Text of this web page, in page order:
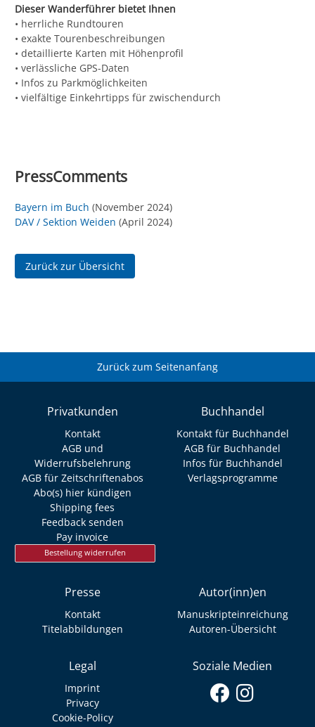
Dieser Wanderführer bietet Ihnen
• herrliche Rundtouren
• exakte Tourenbeschreibungen
• detaillierte Karten mit Höhenprofil
• verlässliche GPS-Daten
• Infos zu Parkmöglichkeiten
• vielfältige Einkehrtipps für zwischendurch
PressComments
Bayern im Buch (November 2024)
DAV / Sektion Weiden (April 2024)
Zurück zur Übersicht
Zurück zum Seitenanfang
Privatkunden
Kontakt
AGB und
Widerrufsbelehrung
AGB für Zeitschriftenabos
Abo(s) hier kündigen
Shipping fees
Feedback senden
Pay invoice
Bestellung widerrufen
Buchhandel
Kontakt für Buchhandel
AGB für Buchhandel
Infos für Buchhandel
Verlagsprogramme
Presse
Kontakt
Titelabbildungen
Autor(inn)en
Manuskripteinreichung
Autoren-Übersicht
Legal
Imprint
Privacy
Cookie-Policy
Soziale Medien